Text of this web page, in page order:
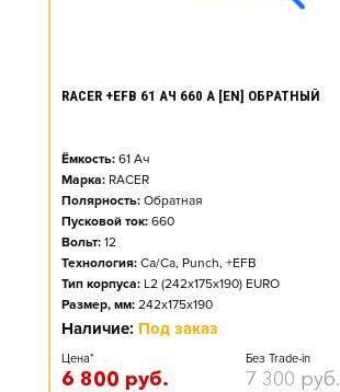
RACER +EFB 61 АЧ 660 А [EN] ОБРАТНЫЙ
Ёмкость: 61 Ач
Марка: RACER
Полярность: Обратная
Пусковой ток: 660
Вольт: 12
Технология: Ca/Ca, Punch, +EFB
Тип корпуса: L2 (242x175x190) EURO
Размер, мм: 242x175x190
Наличие: Под заказ
Цена*
6 800 руб.
Без Trade-in
7 300 руб.